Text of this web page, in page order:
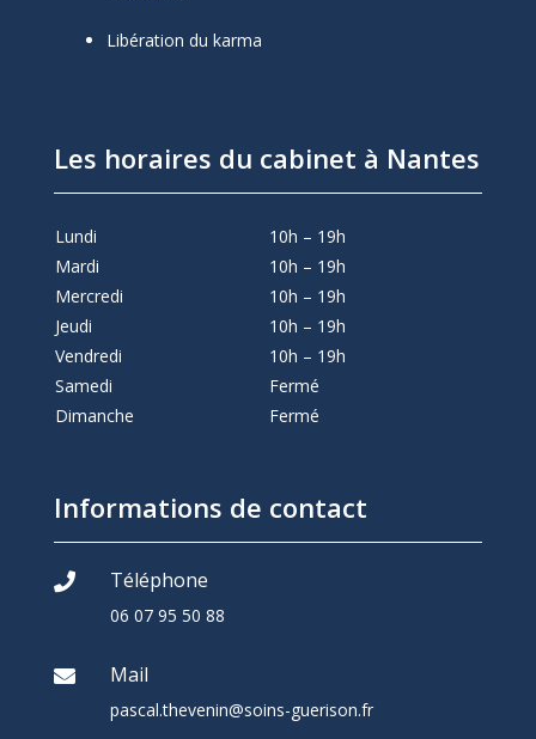
Libération du karma
Les horaires du cabinet à Nantes
Lundi
10h – 19h
Mardi
10h – 19h
Mercredi
10h – 19h
Jeudi
10h – 19h
Vendredi
10h – 19h
Samedi
Fermé
Dimanche
Fermé
Informations de contact
 Téléphone
06 07 95 50 88
 Mail
pascal.thevenin@soins-guerison.fr